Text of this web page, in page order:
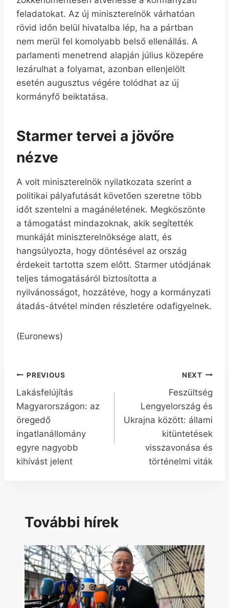
feladatokat. Az új miniszterelnök várhatóan
rövid időn belül hivatalba lép, ha a pártban
nem merül fel komolyabb belső ellenállás. A
parlamenti menetrend alapján július közepére
lezárulhat a folyamat, azonban ellenjelölt
esetén augusztus végére tolódhat az új
kormányfő beiktatása.
Starmer tervei a jövőre
nézve
A volt miniszterelnök nyilatkozata szerint a
politikai pályafutását követően szeretne több
időt szentelni a magánéletének. Megköszönte
a támogatást mindazoknak, akik segítették
munkáját miniszterelnöksége alatt, és
hangsúlyozta, hogy döntésével az ország
érdekeit tartotta szem előtt. Starmer utódjának
teljes támogatásáról biztosította a
nyilvánosságot, hozzátéve, hogy a kormányzati
átadás-átvétel minden részletére odafigyelnek.
(Euronews)
Bejegyzés
navigáció
PREVIOUS
Lakásfelújítás
Magyarországon: az
öregedő
ingatlanállomány
egyre nagyobb
kihívást jelent
NEXT
Feszültség
Lengyelország és
Ukrajna között: állami
kitüntetések
visszavonása és
történelmi viták
További hírek